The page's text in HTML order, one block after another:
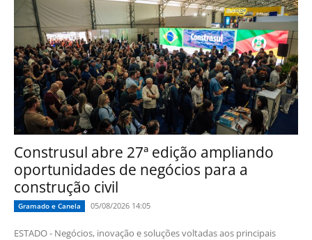
Construsul abre 27ª edição ampliando
oportunidades de negócios para a
construção civil
Gramado e Canela 05/08/2026 14:05
ESTADO - Negócios, inovação e soluções voltadas aos principais